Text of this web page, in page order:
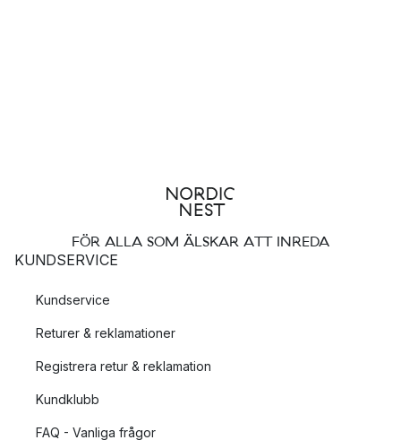
FÖR ALLA SOM ÄLSKAR ATT INREDA
KUNDSERVICE
Kundservice
Returer & reklamationer
Registrera retur & reklamation
Kundklubb
FAQ - Vanliga frågor